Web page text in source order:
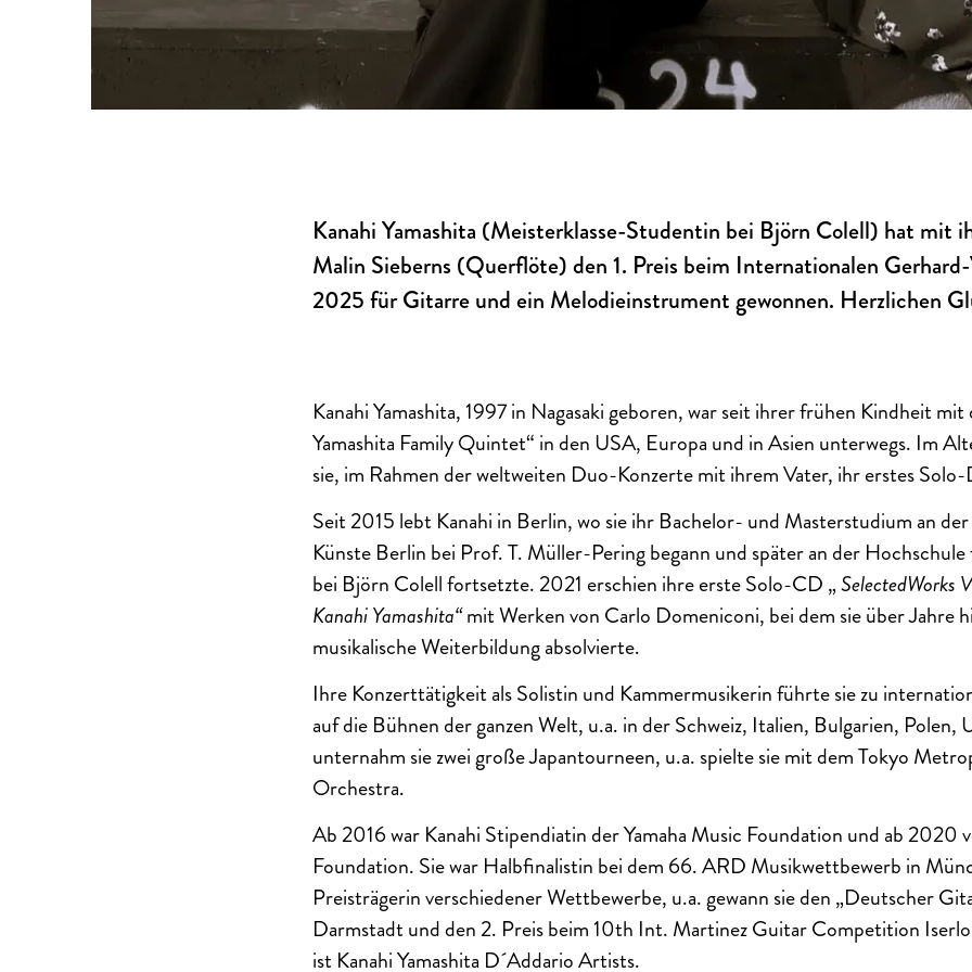
Kanahi Yamashita (Meisterklasse-Studentin bei Björn Colell) hat mit
Malin Sieberns (Querflöte) den 1. Preis beim Internationalen
2025 für Gitarre und ein Melodieinstrument gewonnen. Herzlichen
Kanahi Yamashita, 1997 in Nagasaki geboren, war seit ihrer frühen Kindheit
Yamashita Family Quintet“ in den USA, Europa und in Asien unterwegs. Im
sie, im Rahmen der weltweiten Duo-Konzerte mit ihrem Vater, ihr erstes
Seit 2015 lebt Kanahi in Berlin, wo sie ihr Bachelor- und Masterstudium an
Künste Berlin bei Prof. T. Müller-Pering begann und später an der
bei Björn Colell fortsetzte. 2021 erschien ihre erste Solo-CD „SelectedWorks
Kanahi Yamashita“mit Werken von Carlo Domeniconi, bei dem sie über Jahre
musikalische Weiterbildung absolvierte.
Ihre Konzerttätigkeit als Solistin und Kammermusikerin führte sie zu
auf die Bühnen der ganzen Welt, u.a. in der Schweiz, Italien, Bulgarien,
unternahm sie zwei große Japantourneen, u.a. spielte sie mit dem Tokyo
Orchestra.
Ab 2016 war Kanahi Stipendiatin der Yamaha Music Foundation und ab 2020
Foundation. Sie war Halbfinalistin bei dem 66. ARD Musikwettbewerb in
Preisträgerin verschiedener Wettbewerbe, u.a. gewann sie den „Deutscher
Darmstadt und den 2. Preis beim 10th Int. Martinez Guitar Competition
ist Kanahi Yamashita D´Addario Artists.